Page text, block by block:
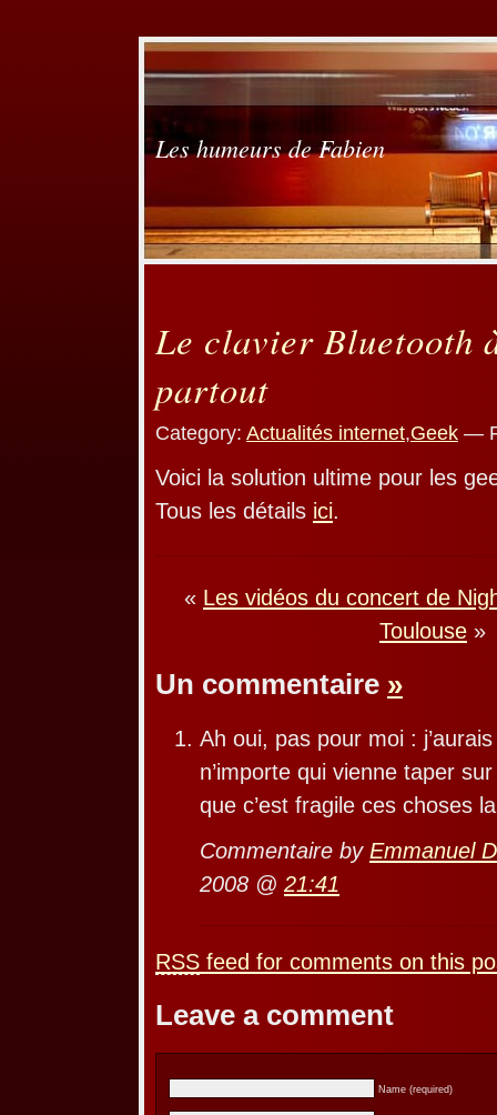
Les humeurs de Fabien
Le clavier Bluetooth
partout
Category: Actualités internet,Geek —
Voici la solution ultime pour les
Tous les détails ici.
« Les vidéos du concert de
Toulouse »
Un commentaire »
Ah oui, pas pour moi :
n’importe qui vienne taper
que c’est fragile ces choses
Commentaire by Emmanuel
2008 @ 21:41
RSS feed for comments on this
Leave a comment
Name (required)